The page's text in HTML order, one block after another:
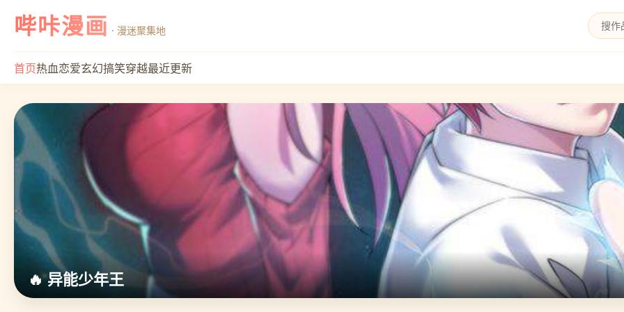
哔咔漫画 · 漫迷聚集地
首页热血恋爱玄幻搞笑穿越最近更新
🔥 异能少年王